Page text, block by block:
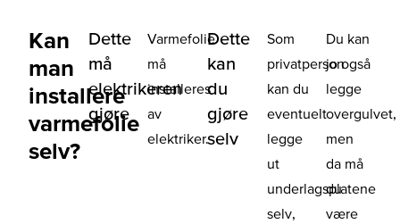
Kan
man
installere
varmefolie
selv?
Dette
må
elektrikeren
gjøre
Varmefolie
må
installeres
av
elektriker.
Dette
kan
du
gjøre
selv
Som
privatperson
kan du
eventuelt
legge
ut
underlagsplatene
selv,
Du kan
jo også
legge
overgulvet,
men
da må
du
være